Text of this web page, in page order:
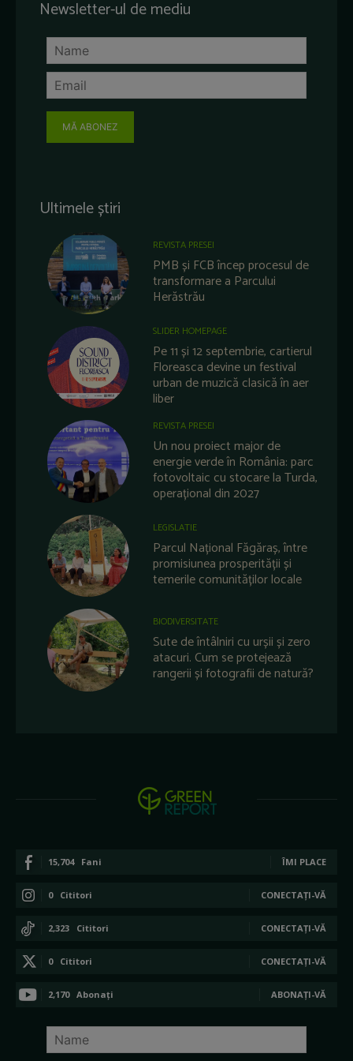
Newsletter-ul de mediu
MĂ ABONEZ
Ultimele știri
REVISTA PRESEI
PMB și FCB încep procesul de
transformare a Parcului
Herăstrău
SLIDER HOMEPAGE
Pe 11 și 12 septembrie, cartierul
Floreasca devine un festival
urban de muzică clasică în aer
liber
REVISTA PRESEI
Un nou proiect major de
energie verde în România: parc
fotovoltaic cu stocare la Turda,
operațional din 2027
LEGISLATIE
Parcul Național Făgăraș, între
promisiunea prosperității și
temerile comunităților locale
BIODIVERSITATE
Sute de întâlniri cu urșii și zero
atacuri. Cum se protejează
rangerii și fotografii de natură?
15,704 Fani ÎMI PLACE
0 Cititori CONECTAȚI-VĂ
2,323 Cititori CONECTAȚI-VĂ
0 Cititori CONECTAȚI-VĂ
2,170 Abonați ABONAȚI-VĂ